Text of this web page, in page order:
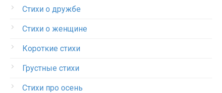
Стихи о дружбе
Стихи о женщине
Короткие стихи
Грустные стихи
Стихи про осень